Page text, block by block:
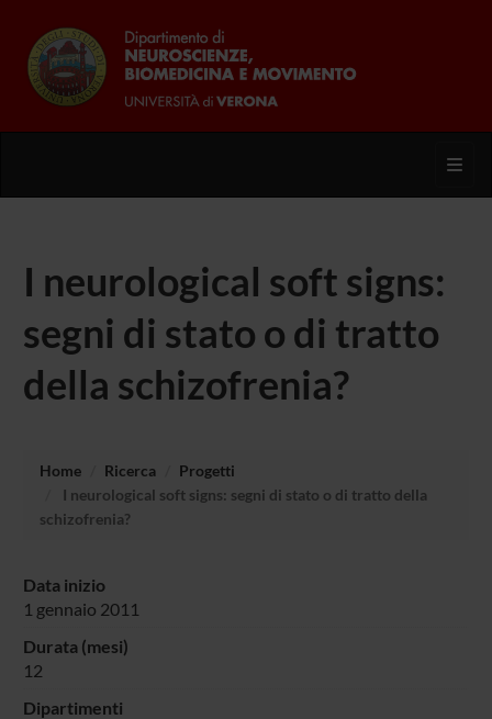
I neurological soft signs:
segni di stato o di tratto
della schizofrenia?
Home Ricerca
Progetti
I neurological soft signs: segni di stato o di tratto della
schizofrenia?
Data inizio
1 gennaio 2011
Durata (mesi)
12
Dipartimenti